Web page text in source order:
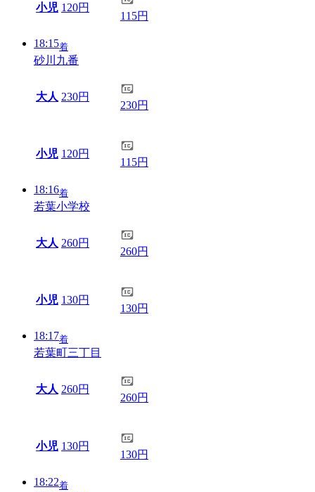
小児 120円
115円
18:15着
砂川九番
大人 230円
230円
小児 120円
115円
18:16着
若葉小学校
大人 260円
260円
小児 130円
130円
18:17着
若葉町三丁目
大人 260円
260円
小児 130円
130円
18:22着